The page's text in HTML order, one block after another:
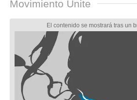
Movimiento Unite